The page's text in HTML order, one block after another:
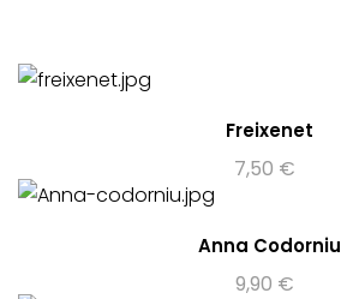
Freixenet
7,50 €
Anna Codorniu
9,90 €